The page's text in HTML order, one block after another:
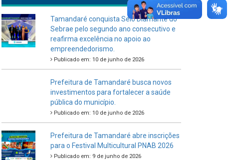
Tamandaré conquista Selo Diamante do
Sebrae pelo segundo ano consecutivo e
reafirma excelência no apoio ao
empreendedorismo.
Publicado em: 10 de junho de 2026
Prefeitura de Tamandaré busca novos
investimentos para fortalecer a saúde
pública do município.
Publicado em: 10 de junho de 2026
Prefeitura de Tamandaré abre inscrições
para o Festival Multicultural PNAB 2026
Publicado em: 9 de junho de 2026